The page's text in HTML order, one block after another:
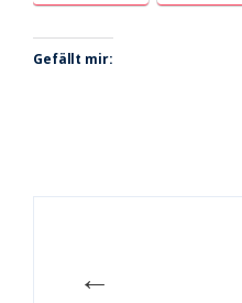
Gefällt mir:
←